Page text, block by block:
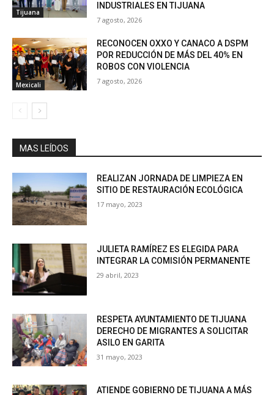
Tijuana
INDUSTRIALES EN TIJUANA
7 agosto, 2026
Mexicali
RECONOCEN OXXO Y CANACO A DSPM
POR REDUCCIÓN DE MÁS DEL 40% EN
ROBOS CON VIOLENCIA
7 agosto, 2026
MAS LEÍDOS
REALIZAN JORNADA DE LIMPIEZA EN
SITIO DE RESTAURACIÓN ECOLÓGICA
17 mayo, 2023
JULIETA RAMÍREZ ES ELEGIDA PARA
INTEGRAR LA COMISIÓN PERMANENTE
29 abril, 2023
RESPETA AYUNTAMIENTO DE TIJUANA
DERECHO DE MIGRANTES A SOLICITAR
ASILO EN GARITA
31 mayo, 2023
ATIENDE GOBIERNO DE TIJUANA A MÁS